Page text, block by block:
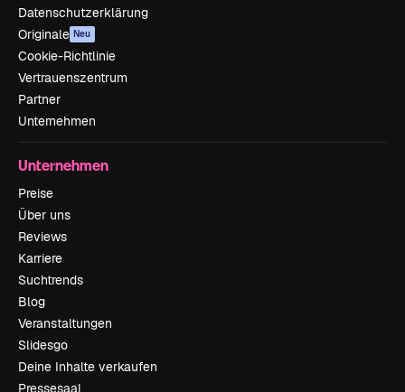
Datenschutzerklärung
Originale Neu
Cookie-Richtlinie
Vertrauenszentrum
Partner
Unternehmen
Unternehmen
Preise
Über uns
Reviews
Karriere
Suchtrends
Blog
Veranstaltungen
Slidesgo
Deine Inhalte verkaufen
Pressesaal